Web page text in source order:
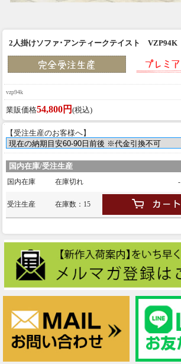
2人掛けソファ･アンティークテイスト VZP94K
vzp94k
業販価格54,800円 (税込)
【受注生産のお客様へ】
国内在庫/受注生産
国内在庫 在庫切れ -
受注生産 在庫数：15